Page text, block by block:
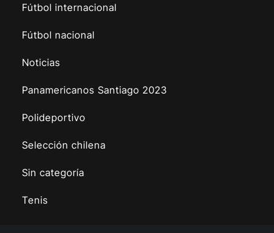
Fútbol internacional
Fútbol nacional
Noticias
Panamericanos Santiago 2023
Polideportivo
Selección chilena
Sin categoría
Tenis